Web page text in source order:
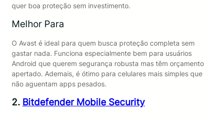
quer boa proteção sem investimento.
Melhor Para
O Avast é ideal para quem busca proteção completa sem
gastar nada. Funciona especialmente bem para usuários
Android que querem segurança robusta mas têm orçamento
apertado. Ademais, é ótimo para celulares mais simples que
não aguentam apps pesados.
2. Bitdefender Mobile Security